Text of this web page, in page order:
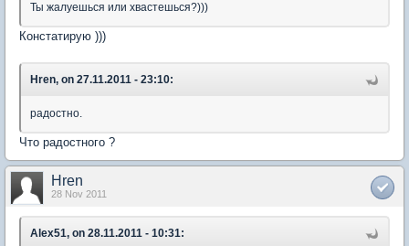
Ты жалуешься или хвастешься?)))
Констатирую )))
Hren, on 27.11.2011 - 23:10:
радостно.
Что радостного ?
Hren
28 Nov 2011
Alex51, on 28.11.2011 - 10:31: